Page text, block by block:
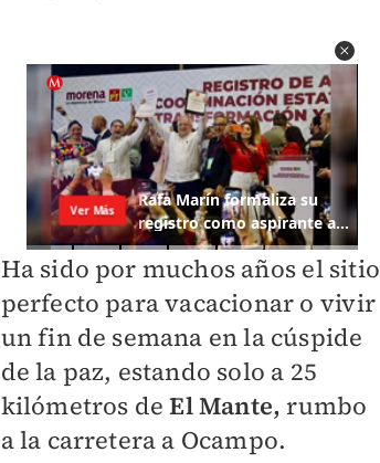
Ha sido por muchos años el sitio
perfecto para vacacionar o vivir
un fin de semana en la cúspide
de la paz, estando solo a 25
kilómetros deElMante, rumbo
a la carretera a Ocampo.